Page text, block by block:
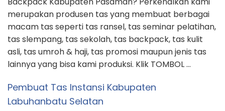
merupakan produsen tas yang membuat berbagai
macam tas seperti tas ransel, tas seminar pelatihan,
tas slempang, tas sekolah, tas backpack, tas kulit
asli, tas umroh & haji, tas promosi maupun jenis tas
lainnya yang bisa kami produksi. Klik TOMBOL …
Pembuat Tas Instansi Kabupaten
Labuhanbatu Selatan